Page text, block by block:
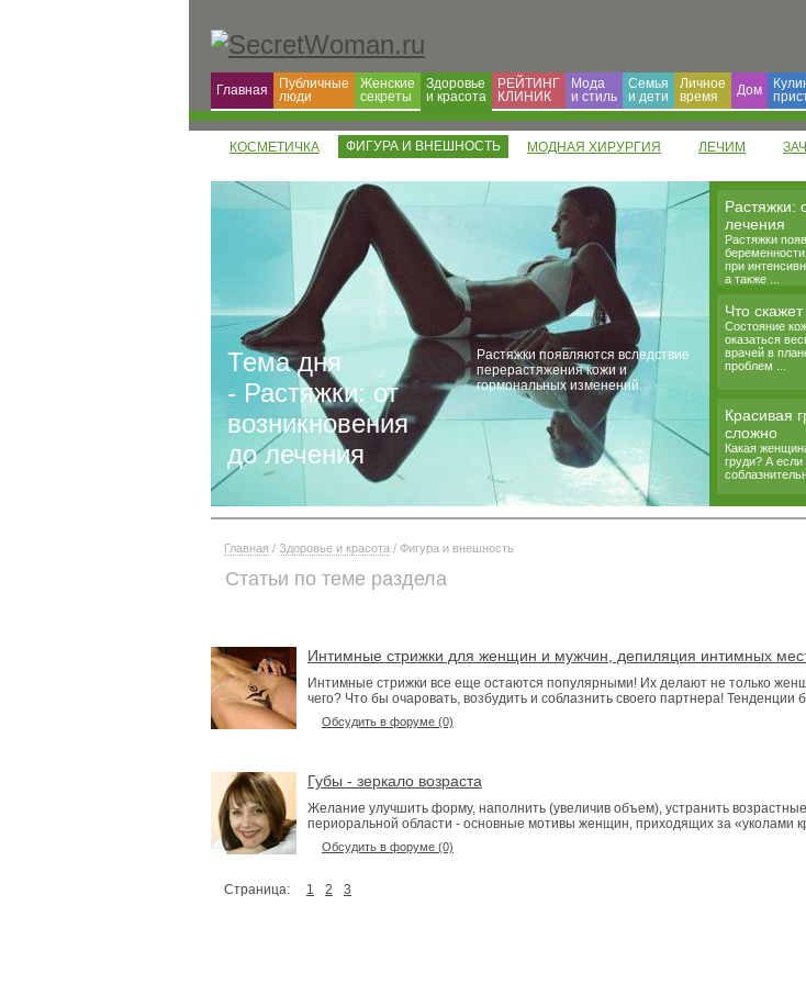
Главная
Публичные
люди
Женские
секреты
Здоровье
и красота
РЕЙТИНГ
КЛИНИК
Мода
и cтиль
Семья
и дети
Личное
время
Дом
КОСМЕТИЧКА ФИГУРА И ВНЕШНОСТЬ МОДНАЯ ХИРУРГИЯ ЛЕЧИМ
Растяжки:
лечения
Растяжки
при
а также ...
Что
Состояние
оказаться
врачей в
проблем ...
Красивая
сложно
Какая
груди? А
Тема дня
- Растяжки: от
возникновения
до лечения
Растяжки появляются вследствие
перерастяжения кожи и
гормональных изменений.
Главная / Здоровье и красота / Фигура и внешность
Статьи по теме раздела
Интимные стрижки для женщин и мужчин, депиляция интимных
Интимные стрижки все еще остаются популярными! Их делают не только
чего? Что бы очаровать, возбудить и соблазнить своего партнера! Тенденции
Обсудить в форуме (0)
Губы - зеркало возраста
Желание улучшить форму, наполнить (увеличив объем), устранить
периоральной области - основные мотивы женщин, приходящих за «уколами
Обсудить в форуме (0)
Страница: 1 2 3